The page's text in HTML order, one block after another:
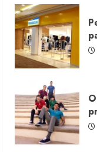
Morena
Rosa
lança
franquia
com
estoque